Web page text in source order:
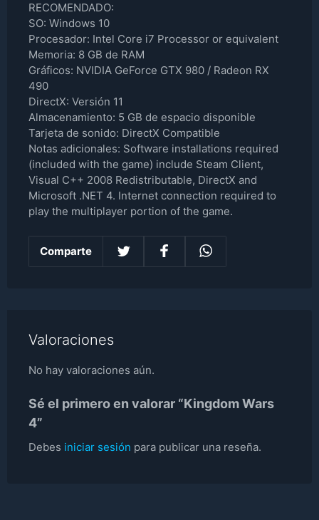
RECOMENDADO:
SO: Windows 10
Procesador: Intel Core i7 Processor or equivalent
Memoria: 8 GB de RAM
Gráficos: NVIDIA GeForce GTX 980 / Radeon RX
490
DirectX: Versión 11
Almacenamiento: 5 GB de espacio disponible
Tarjeta de sonido: DirectX Compatible
Notas adicionales: Software installations required
(included with the game) include Steam Client,
Visual C++ 2008 Redistributable, DirectX and
Microsoft .NET 4. Internet connection required to
play the multiplayer portion of the game.
Comparte
Valoraciones
No hay valoraciones aún.
Sé el primero en valorar “Kingdom Wars
4”
Debes iniciar sesión para publicar una reseña.